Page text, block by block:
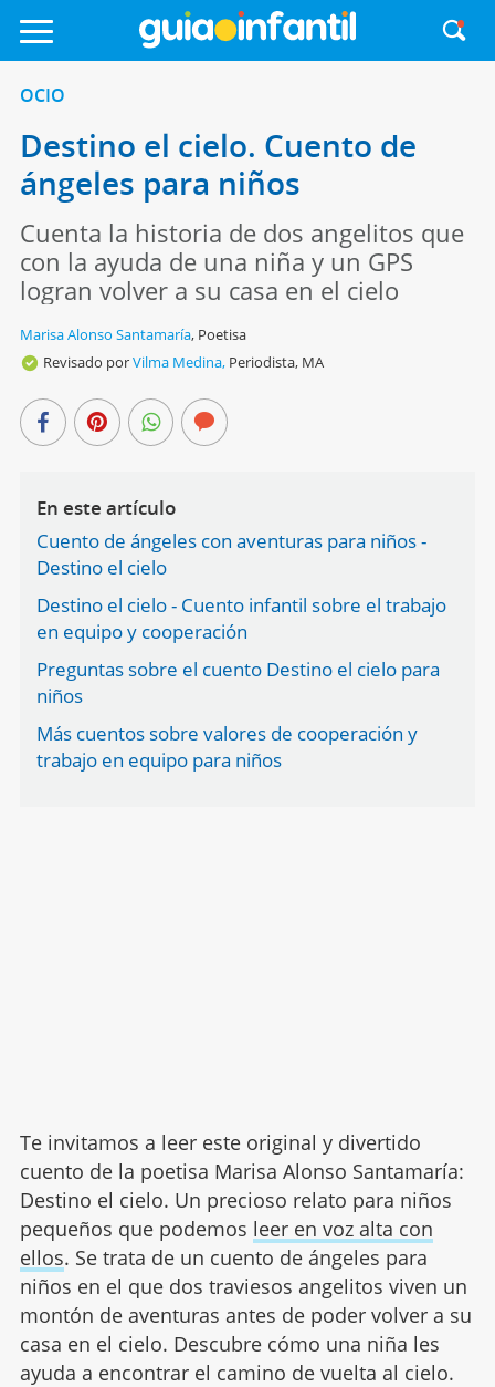
OCIO
Destino el cielo. Cuento de
ángeles para niños
Cuenta la historia de dos angelitos que
con la ayuda de una niña y un GPS
logran volver a su casa en el cielo
Marisa Alonso Santamaría, Poetisa
Revisado porVilma Medina, Periodista, MA
En este artículo
Cuento de ángeles con aventuras para niños -
Destino el cielo
Destino el cielo - Cuento infantil sobre el trabajo
en equipo y cooperación
Preguntas sobre el cuento Destino el cielo para
niños
Más cuentos sobre valores de cooperación y
trabajo en equipo para niños
Te invitamos a leer este original y divertido
cuento de la poetisa Marisa Alonso Santamaría:
Destino el cielo. Un precioso relato para niños
pequeños que podemos leer en voz alta con
ellos. Se trata de un cuento de ángeles para
niños en el que dos traviesos angelitos viven un
montón de aventuras antes de poder volver a su
casa en el cielo. Descubre cómo una niña les
ayuda a encontrar el camino de vuelta al cielo.